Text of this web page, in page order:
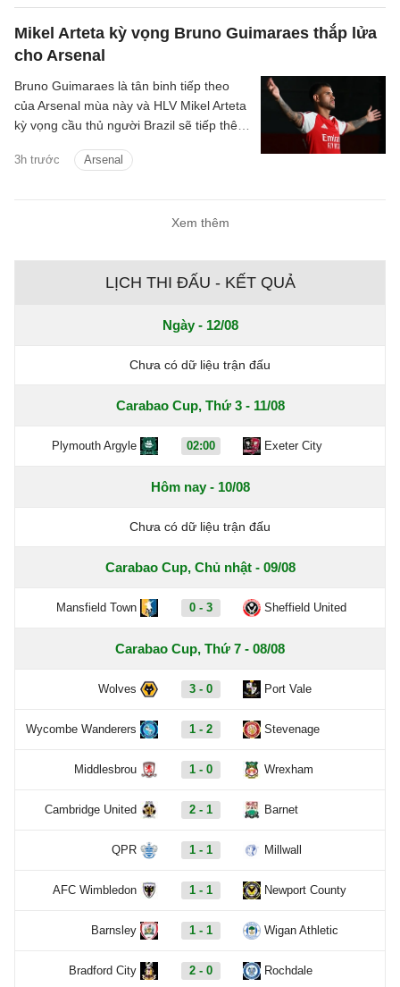
Mikel Arteta kỳ vọng Bruno Guimaraes thắp lửa
cho Arsenal
3h trước Arsenal
Bruno Guimaraes là tân binh tiếp theo
của Arsenal mùa này và HLV Mikel Arteta
kỳ vọng cầu thủ người Brazil sẽ tiếp thêm
Xem thêm
LỊCH THI ĐẤU - KẾT QUẢ
Ngày - 12/08
Chưa có dữ liệu trận đấu
Carabao Cup, Thứ 3 - 11/08
Plymouth Argyle 02:00 Exeter City
Hôm nay - 10/08
Chưa có dữ liệu trận đấu
Carabao Cup, Chủ nhật - 09/08
Mansfield Town 0 - 3 Sheffield United
Carabao Cup, Thứ 7 - 08/08
Wolves 3 - 0 Port Vale
Wycombe Wanderers 1 - 2 Stevenage
Middlesbrou 1 - 0 Wrexham
Cambridge United 2 - 1 Barnet
QPR 1 - 1 Millwall
AFC Wimbledon 1 - 1 Newport County
Barnsley 1 - 1 Wigan Athletic
Bradford City 2 - 0 Rochdale